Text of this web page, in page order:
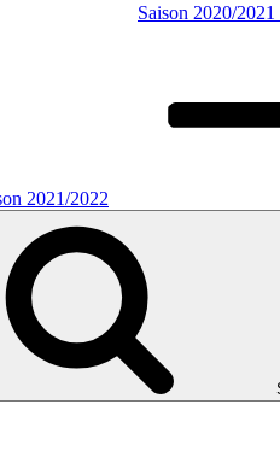
Saison 2020/
2021/2022